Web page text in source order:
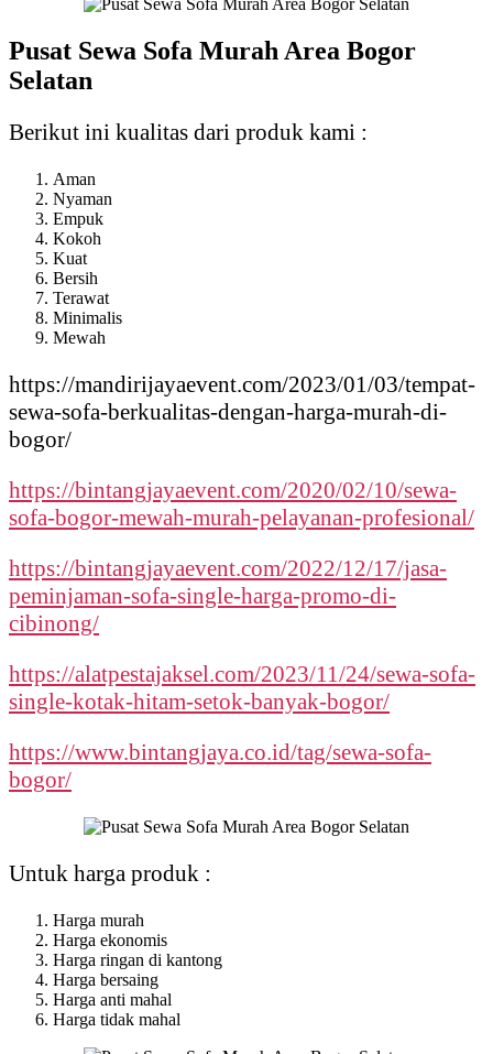
Pusat Sewa Sofa Murah Area Bogor
Selatan
Berikut ini kualitas dari produk kami :
Aman
Nyaman
Empuk
Kokoh
Kuat
Bersih
Terawat
Minimalis
Mewah
https://mandirijayaevent.com/2023/01/03/tempat-
sewa-sofa-berkualitas-dengan-harga-murah-di-
bogor/
https://bintangjayaevent.com/2020/02/10/sewa-
sofa-bogor-mewah-murah-pelayanan-profesional/
https://bintangjayaevent.com/2022/12/17/jasa-
peminjaman-sofa-single-harga-promo-di-
cibinong/
https://alatpestajaksel.com/2023/11/24/sewa-sofa-
single-kotak-hitam-setok-banyak-bogor/
https://www.bintangjaya.co.id/tag/sewa-sofa-
bogor/
Untuk harga produk :
Harga murah
Harga ekonomis
Harga ringan di kantong
Harga bersaing
Harga anti mahal
Harga tidak mahal